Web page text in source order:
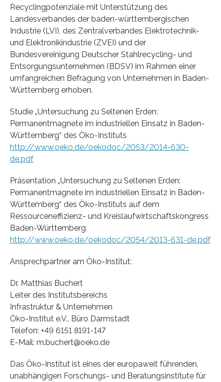
Recyclingpotenziale mit Unterstützung des
Landesverbandes der baden-württembergischen
Industrie (LVI), des Zentralverbandes Elektrotechnik-
und Elektronikindustrie (ZVEI) und der
Bundesvereinigung Deutscher Stahlrecycling- und
Entsorgungsunternehmen (BDSV) im Rahmen einer
umfangreichen Befragung von Unternehmen in Baden-
Württemberg erhoben.
Studie „Untersuchung zu Seltenen Erden:
Permanentmagnete im industriellen Einsatz in Baden-
Württemberg“ des Öko-Instituts
http://www.oeko.de/oekodoc/2053/2014-630-
de.pdf
Präsentation „Untersuchung zu Seltenen Erden:
Permanentmagnete im industriellen Einsatz in Baden-
Württemberg“ des Öko-Instituts auf dem
Ressourceneffizienz- und Kreislaufwirtschaftskongress
Baden-Württemberg
http://www.oeko.de/oekodoc/2054/2013-631-de.pdf
Ansprechpartner am Öko-Institut:
Dr. Matthias Buchert
Leiter des Institutsbereichs
Infrastruktur & Unternehmen
Öko-Institut e.V., Büro Darmstadt
Telefon: +49 6151 8191-147
E-Mail: m.buchert@oeko.de
Das Öko-Institut ist eines der europaweit führenden,
unabhängigen Forschungs- und Beratungsinstitute für